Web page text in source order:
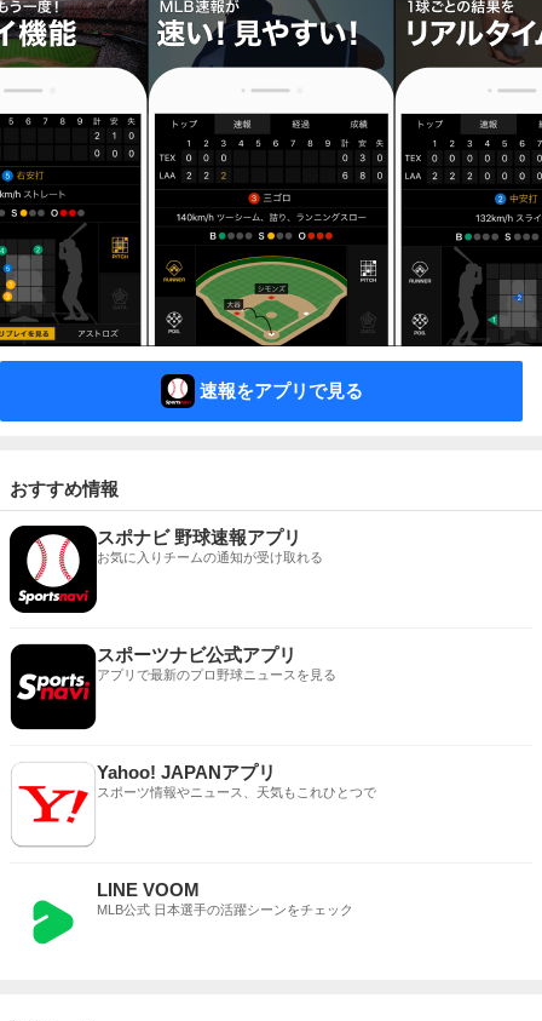
速報をアプリで見る
おすすめ情報
スポナビ 野球速報アプリ
お気に入りチームの通知が受け取れる
スポーツナビ公式アプリ
アプリで最新のプロ野球ニュースを見る
Yahoo! JAPANアプリ
スポーツ情報やニュース、天気もこれひとつで
LINE VOOM
MLB公式 日本選手の活躍シーンをチェック